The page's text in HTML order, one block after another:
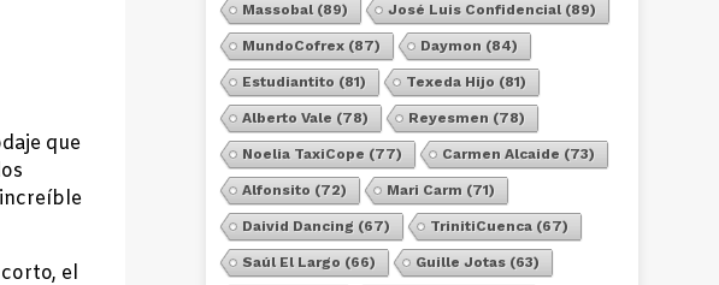
que
el
Massobal (89) José Luis Confidencial (89)
MundoCofrex (87) Daymon (84)
Estudiantito (81) Texeda Hijo (81)
Alberto Vale (78) Reyesmen (78)
Noelia TaxiCope (77) Carmen Alcaide (73)
Alfonsito (72) Mari Carm (71)
Daivid Dancing (67) TrinitiCuenca (67)
Saúl El Largo (66) Guille Jotas (63)